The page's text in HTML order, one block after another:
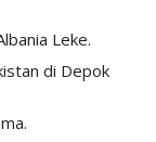
Leke.
di Depok